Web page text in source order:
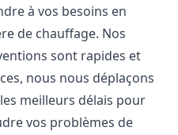
à vos besoins en
de chauffage. Nos
sont rapides et
nous nous déplaçons
meilleurs délais pour
vos problèmes de